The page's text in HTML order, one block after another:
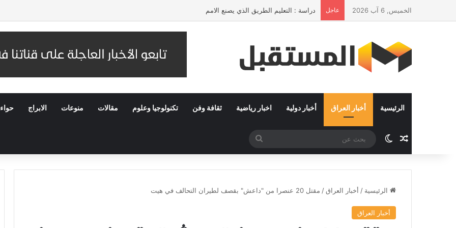
الخميس, 6 آب 2026 عاجل دراسة : التعليم الطريق الذي يصنع الامم
الرئيسية أخبار العراق أخبار دولية اخبار رياضية ثقافة وفن تكنولوجيا وعلوم مقالات منوعات الابراج حواء
مقال عشوائي
الوضع المظلم
عن
الرئيسية / أخبار العراق/ مقتل 20 عنصرا من "داعش" بقصف لطيران التحالف في هيت
أخبار العراق